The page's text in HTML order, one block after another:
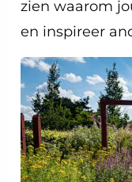
zien waarom
en inspireer